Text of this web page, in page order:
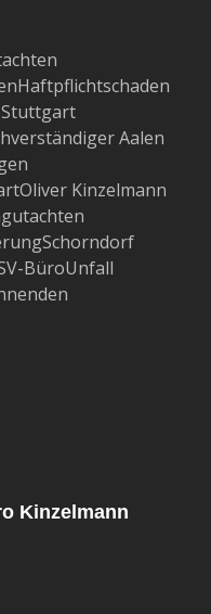
Haftpflichtschaden
Aalen
Oliver Kinzelmann
Schorndorf
BüroUnfall
Kinzelmann